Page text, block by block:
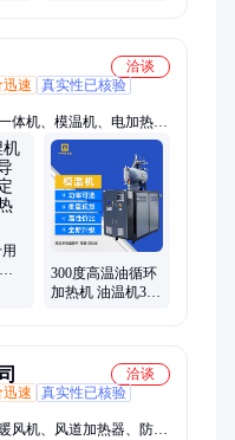
洽谈
迅速
真实性已核验
体机、模温机、电加热导
、工业冷水机
300度高温油循环
加热机 油温机350
洽谈
迅速
真实性已核验
风机、风道加热器、防爆